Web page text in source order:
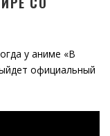
у аниме «В
официальный